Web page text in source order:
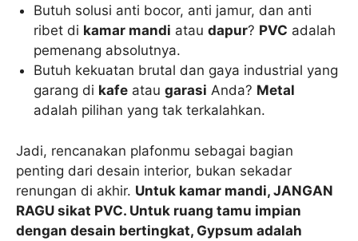
Butuh solusi anti bocor, anti jamur, dan anti
ribet di kamar mandi ataudapur? PVC adalah
pemenang absolutnya.
Butuh kekuatan brutal dan gaya industrial yang
garang di kafe ataugarasi Anda? Metal
adalah pilihan yang tak terkalahkan.
Jadi, rencanakan plafonmu sebagai bagian
penting dari desain interior, bukan sekadar
renungan di akhir. Untuk kamar mandi, JANGAN
RAGU sikat PVC. Untuk ruang tamu impian
dengan desain bertingkat, Gypsum adalah